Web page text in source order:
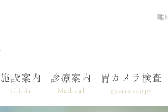
睡
施設案内
Clinic
診療案内
Medical
胃カメラ検査
gastroscopy